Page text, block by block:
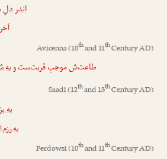
اندر
Avicenna(10thand 11thCentury AD)
طاعت‌ش موجبِ قربت‌ست و
Saadi(12thand 13thCentury AD)
به
به
Ferdowsi(10thand 11thCentury AD)